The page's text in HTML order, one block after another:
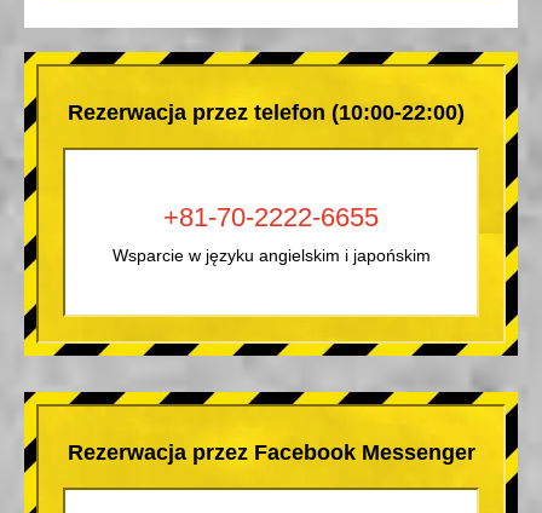
Rezerwacja przez telefon (10:00-22:00)
+81-70-2222-6655
Wsparcie w języku angielskim i japońskim
Rezerwacja przez Facebook Messenger